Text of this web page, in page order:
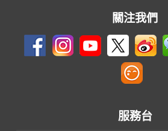
關注我們
服務台